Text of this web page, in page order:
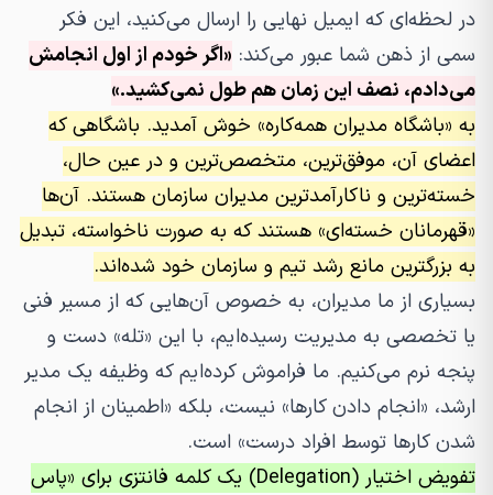
در لحظه‌ای که ایمیل نهایی را ارسال می‌کنید، این فکر
سمی از ذهن شما عبور می‌کند: «اگر خودم از اول انجامش
می‌دادم، نصف این زمان هم طول نمی‌کشید.»
به «باشگاه مدیران همه‌کاره» خوش آمدید. باشگاهی که
اعضای آن، موفق‌ترین، متخصص‌ترین و در عین حال،
خسته‌ترین و ناکارآمدترین مدیران سازمان هستند. آن‌ها
«قهرمانان خسته‌ای» هستند که به صورت ناخواسته، تبدیل
به بزرگترین مانع رشد تیم و سازمان خود شده‌اند.
بسیاری از ما مدیران، به خصوص آن‌هایی که از مسیر فنی
یا تخصصی به مدیریت رسیده‌ایم، با این «تله» دست و
پنجه نرم می‌کنیم. ما فراموش کرده‌ایم که وظیفه یک مدیر
ارشد، «انجام دادن کارها» نیست، بلکه «اطمینان از انجام
شدن کارها توسط افراد درست» است.
تفویض اختیار (Delegation) یک کلمه فانتزی برای «پاس